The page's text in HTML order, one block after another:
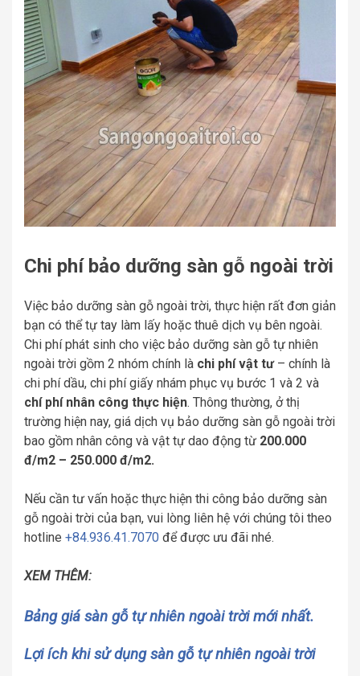
Chi phí bảo dưỡng sàn gỗ ngoài trời
Việc bảo dưỡng sàn gỗ ngoài trời, thực hiện rất đơn giản
bạn có thể tự tay làm lấy hoặc thuê dịch vụ bên ngoài.
Chi phí phát sinh cho việc bảo dưỡng sàn gỗ tự nhiên
ngoài trời gồm 2 nhóm chính là chi phí vật tư– chính là
chi phí dầu, chi phí giấy nhám phục vụ bước 1 và 2 và
chí phí nhân công thực hiện. Thông thường, ở thị
trường hiện nay, giá dịch vụ bảo dưỡng sàn gỗ ngoài trời
bao gồm nhân công và vật tự dao động từ 200.000
đ/m2 – 250.000 đ/m2.
Nếu cần tư vấn hoặc thực hiện thi công bảo dưỡng sàn
gỗ ngoài trời của bạn, vui lòng liên hệ với chúng tôi theo
hotline +84.936.41.7070 để được ưu đãi nhé.
XEM THÊM:
Bảng giá sàn gỗ tự nhiên ngoài trời mới nhất.
Lợi ích khi sử dụng sàn gỗ tự nhiên ngoài trời